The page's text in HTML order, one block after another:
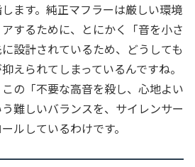
ます。純正マフラーは厳しい環境
するために、とにかく「音を小さ
設計されているため、どうしても
えられてしまっているんですね。
の「不要な高音を殺し、心地よい
難しいバランスを、サイレンサー
ルしているわけです。